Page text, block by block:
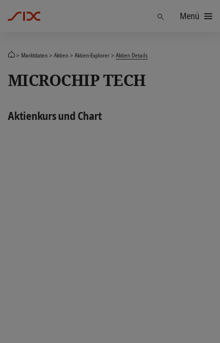
FindenMenü
Marktdaten Aktien Aktien-Explorer Aktien Details
MICROCHIP TECH
Aktienkurs und Chart